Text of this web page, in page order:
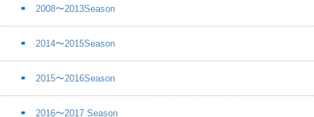
2008〜2013Season
2014〜2015Season
2015〜2016Season
2016〜2017 Season